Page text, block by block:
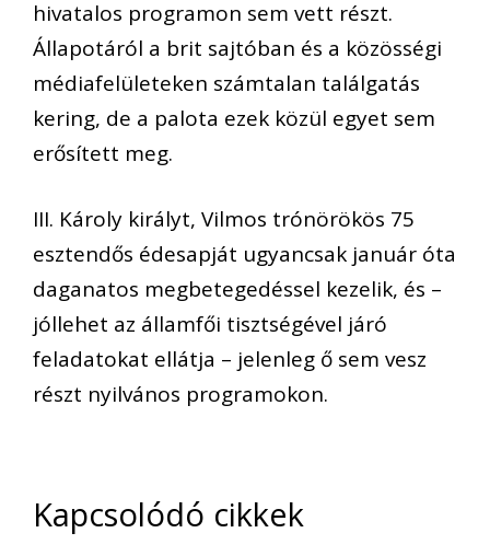
hivatalos programon sem vett részt.
Állapotáról a brit sajtóban és a közösségi
médiafelületeken számtalan találgatás
kering, de a palota ezek közül egyet sem
erősített meg.
III. Károly királyt, Vilmos trónörökös 75
esztendős édesapját ugyancsak január óta
daganatos megbetegedéssel kezelik, és –
jóllehet az államfői tisztségével járó
feladatokat ellátja – jelenleg ő sem vesz
részt nyilvános programokon.
Kapcsolódó cikkek